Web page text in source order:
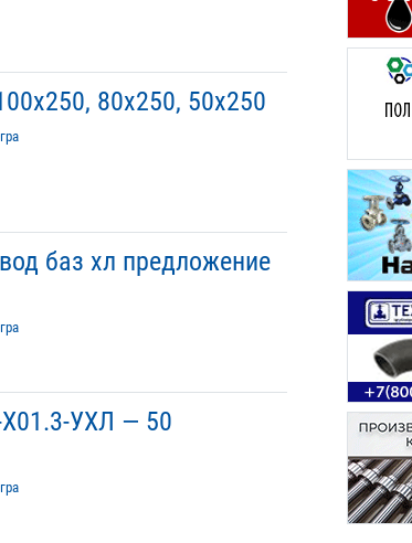
80х250, 50х250
баз хл предложение
Х01.3-УХЛ — 50